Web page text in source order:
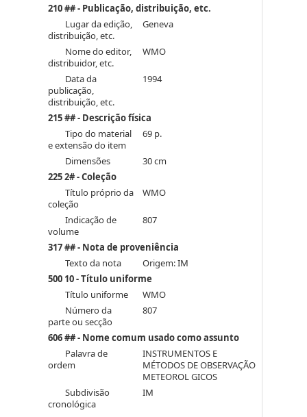
210 ## - Publicação, distribuição, etc.
Lugar da edição,
distribuição, etc.
Geneva
Nome do editor,
distribuidor, etc.
WMO
Data da
publicação,
distribuição, etc.
1994
215 ## - Descrição física
Tipo do material
e extensão do item
69 p.
Dimensões
30 cm
225 2# - Coleção
Título próprio da
coleção
WMO
Indicação de
volume
807
317 ## - Nota de proveniência
Texto da nota
Origem: IM
500 10 - Título uniforme
Título uniforme
WMO
Número da
parte ou secção
807
606 ## - Nome comum usado como assunto
Palavra de
ordem
INSTRUMENTOS E
MÉTODOS DE OBSERVAÇÃO
METEOROL GICOS
Subdivisão
cronológica
IM